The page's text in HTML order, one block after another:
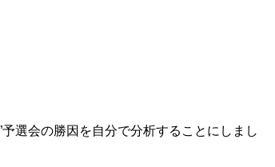
選会の勝因を自分で分析することにしまし